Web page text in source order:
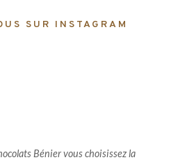
SUR INSTAGRAM
Bénier vous choisissez la